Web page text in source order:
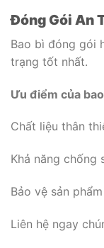
Đóng Gói An
Bao bì đóng gói
trạng tốt nhất.
Ưu điểm của
Chất liệu thân
Khả năng chống
Bảo vệ sản
Liên hệ ngay